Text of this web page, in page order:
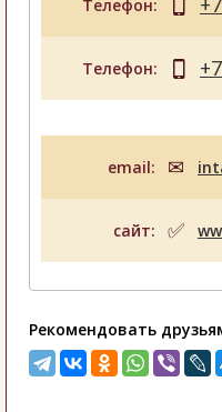
Телефон:
Телефон:
email:
сайт:
Рекомендовать